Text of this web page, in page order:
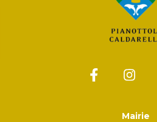
Mairie